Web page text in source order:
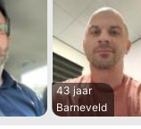
43 jaar
Barneveld